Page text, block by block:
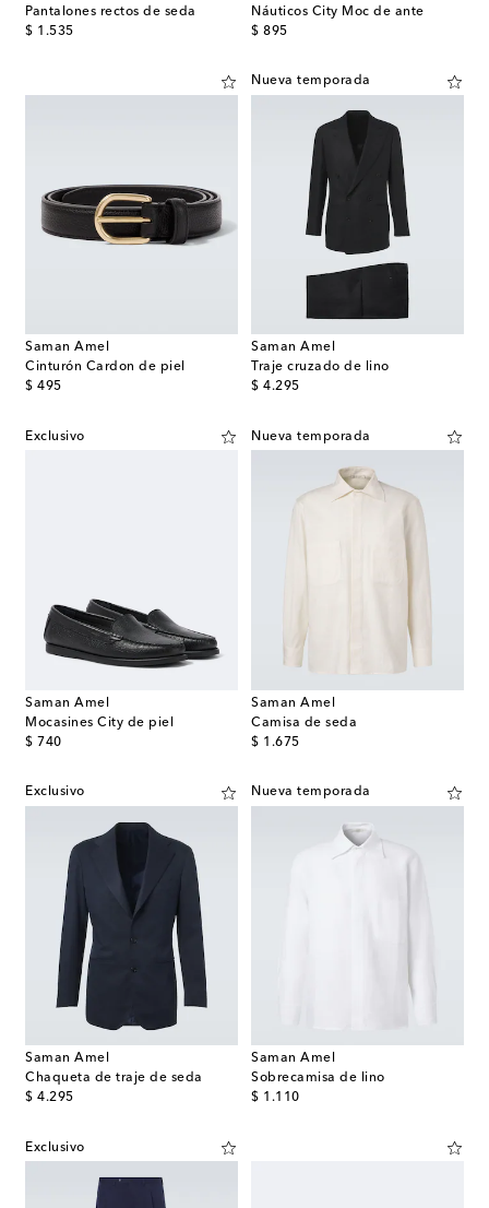
Pantalones rectos de seda
$ 1.535
original price
Náuticos City Moc de ante
$ 895
original price
Saman Amel
Cinturón Cardon de piel
$ 495
original price
Nueva temporada
Saman Amel
Traje cruzado de lino
$ 4.295
original price
Exclusivo
Saman Amel
Mocasines City de piel
$ 740
original price
Nueva temporada
Saman Amel
Camisa de seda
$ 1.675
original price
Exclusivo
Saman Amel
Chaqueta de traje de seda
$ 4.295
original price
Nueva temporada
Saman Amel
Sobrecamisa de lino
$ 1.110
original price
Exclusivo